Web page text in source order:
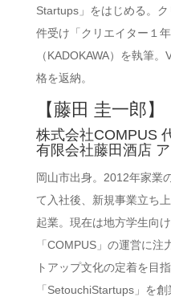
Startups」をはじめる。
件受け「クリエイター１
（KADOKAWA）を執筆
格を返納。
【藤田 圭一郎】
株式会社COMPUS
有限会社藤田酒店
岡山市出身。2012年家業
て入社後、新規事業立ち
起業。現在は地方学生向
「COMPUS」の運営に
トアップ文化の定着を目
「SetouchiStartups」を